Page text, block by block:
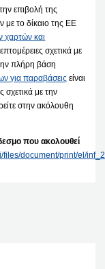
επιβολή της
το δίκαιο της ΕΕ
χαρτών και
σχετικά με
πλήρη βάση
για παραβάσεις είναι
σχετικά με την
στην ακόλουθη
που ακολουθεί
document/print/el/